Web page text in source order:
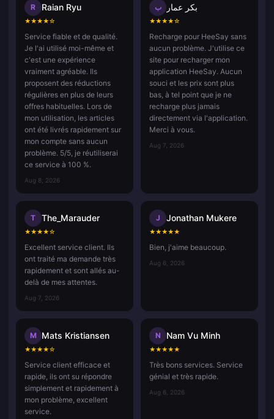
R Raian Ryu
★★★★☆
Service fiable et de qualité.
Je l'ai utilisé moi-même et
c'est une expérience
vraiment agréable. Ils
proposent des réductions
régulières en plus de leurs
offres habituelles. Lors de
mon utilisation, les articles
ont été livrés rapidement sur
mon compte sans aucun
problème. 5/5, je réutiliserai
ce service à 100 %.
Aug 8, 2026
ب بكر عمار
★★★★☆
Recharge pour HeeSay sans
aucun problème. J'utilise ce
site pour recharger mon
application HeeSay. Aucun
souci et les prix sont plus
bas, à tel point que je ne
recharge plus jamais
directement via l'application.
Merci à vous.
Aug 7, 2026
T The_Marauder
★★★★☆
Excellent service client. Ils
ont traité ma demande très
rapidement et sont allés au-
delà de mes attentes.
Aug 7, 2026
J Jonathan Mukere
★★★★★
Bien, j'aime beaucoup.
Aug 6, 2026
M Mats Kristiansen
★★★★☆
Service client efficace et
rapide, ils ont su répondre
simplement et rapidement à
mon problème, excellent
service.
N Nam Vu Minh
★★★★★
Très bons services. Service
génial et très rapide.
Aug 6, 2026